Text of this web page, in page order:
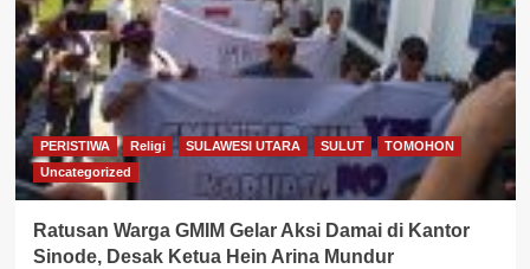
PERISTIWA Religi SULAWESI UTARA SULUT
TOMOHON
Uncategorized
Ratusan Warga GMIM Gelar Aksi Damai di Kantor
Sinode, Desak Ketua Hein Arina Mundur